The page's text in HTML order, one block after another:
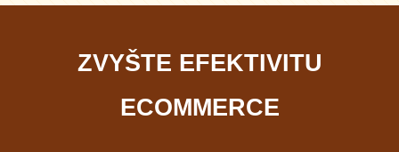
ZVYŠTE EFEKTIVITU
ECOMMERCE